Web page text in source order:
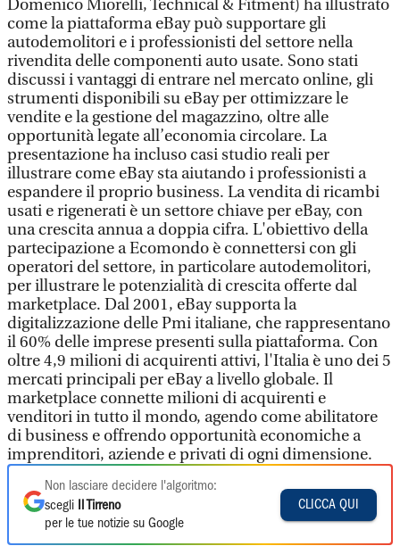
Domenico Miorelli, Technical & Fitment) ha illustrato
come la piattaforma eBay può supportare gli
autodemolitori e i professionisti del settore nella
rivendita delle componenti auto usate. Sono stati
discussi i vantaggi di entrare nel mercato online, gli
strumenti disponibili su eBay per ottimizzare le
vendite e la gestione del magazzino, oltre alle
opportunità legate all’economia circolare. La
presentazione ha incluso casi studio reali per
illustrare come eBay sta aiutando i professionisti a
espandere il proprio business. La vendita di ricambi
usati e rigenerati è un settore chiave per eBay, con
una crescita annua a doppia cifra. L'obiettivo della
partecipazione a Ecomondo è connettersi con gli
operatori del settore, in particolare autodemolitori,
per illustrare le potenzialità di crescita offerte dal
marketplace. Dal 2001, eBay supporta la
digitalizzazione delle Pmi italiane, che rappresentano
il 60% delle imprese presenti sulla piattaforma. Con
oltre 4,9 milioni di acquirenti attivi, l'Italia è uno dei 5
mercati principali per eBay a livello globale. Il
marketplace connette milioni di acquirenti e
venditori in tutto il mondo, agendo come abilitatore
di business e offrendo opportunità economiche a
imprenditori, aziende e privati di ogni dimensione.
Non lasciare decidere l'algoritmo:
scegli
Il Tirreno
per le tue notizie su Google
CLICCA QUI